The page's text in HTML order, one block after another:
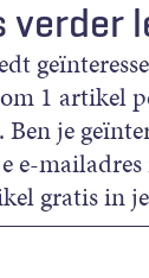
verder
1 artikel
Ben je
e-
gratis in